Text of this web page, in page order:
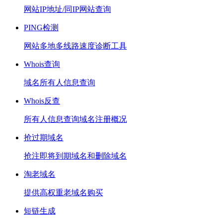
网站IP地址/同IP网站查询
PING检测
网站多地多线路速度诊断工具
Whois查询
域名所有人信息查询
Whois反查
所有人信息查询域名注册概况
抢过期域名
抢注即将到期域名和删除域名
淘老域名
提供高权重老域名购买
短链生成